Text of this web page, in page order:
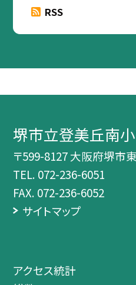
RSS
堺市立登美丘南
〒599-8127 大阪府堺市
TEL. 072-236-6051
FAX. 072-236-6052
サイトマップ
アクセス統計